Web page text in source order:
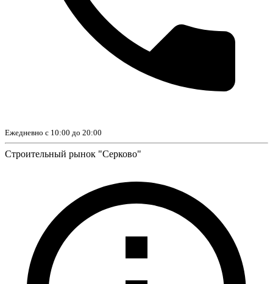
Ежедневно с 10:00 до 20:00
Строительный рынок "Серково"